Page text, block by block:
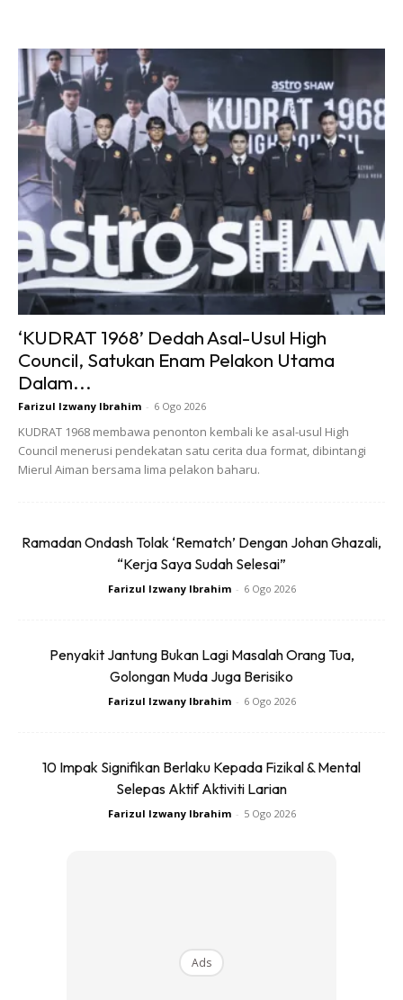
Bagi Nabil, impaknya bukan sekadar pada nama atau
reputasi, malah turut menjejaskan perancangan hidup yang
telah lama disusun rapi demi masa depan anak-anaknya.
“Segala perancangan untuk anak-anak, pendidikan
mereka, semuanya bergantung kepada kerjaya saya. Bila
tiba-tiba terhenti, saya rasa kosong. Tiada pelan
sokongan,” kongsinya jujur.
menyifatkan tempoh ‘direhatkan’ itu sebagai satu
“percutian yang menginsafkan”. Ia membuka ruang
untuknya mendekatkan diri dengan masjid, mengukuhkan
kebaikan. Saya, Radin dan Azad banyak berbual dan saling
memberi semangat. Isteri dan anak-anak pun jadi sumber
‘KUDRAT 1968’ Dedah Asal-Usul High
Council, Satukan Enam Pelakon Utama
Dalam...
Farizul Izwany Ibrahim - 6 Ogo 2026
KUDRAT 1968 membawa penonton kembali ke asal-usul High
Council menerusi pendekatan satu cerita dua format, dibintangi
Mierul Aiman bersama lima pelakon baharu.
Ramadan Ondash Tolak ‘Rematch’ Dengan Johan Ghazali,
“Kerja Saya Sudah Selesai”
Farizul Izwany Ibrahim - 6 Ogo 2026
Penyakit Jantung Bukan Lagi Masalah Orang Tua,
Golongan Muda Juga Berisiko
Farizul Izwany Ibrahim - 6 Ogo 2026
10 Impak Signifikan Berlaku Kepada Fizikal & Mental
Selepas Aktif Aktiviti Larian
Farizul Izwany Ibrahim - 5 Ogo 2026
Ads